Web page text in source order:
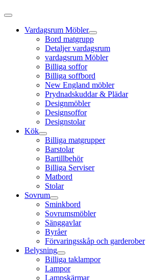
Vardagsrum Möbler
Bord matgrupp
Detaljer vardagsrum
vardagsrum Möbler
Billiga soffor
Billiga soffbord
New England möbler
Prydnadskuddar & Plädar
Designmöbler
Designsoffor
Designstolar
Kök
Billiga matgrupper
Barstolar
Bartillbehör
Billiga Serviser
Matbord
Stolar
Sovrum
Sminkbord
Sovrumsmöbler
Sänggavlar
Byråer
Förvaringsskåp och garderober
Belysning
Billiga taklampor
Lampor
Lampskärmar